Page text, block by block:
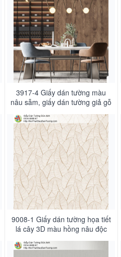
3917-4 Giấy dán tường màu
nâu sẫm, giấy dán tường giả gỗ
9008-1 Giấy dán tường họa tiết
lá cây 3D màu hồng nâu độc